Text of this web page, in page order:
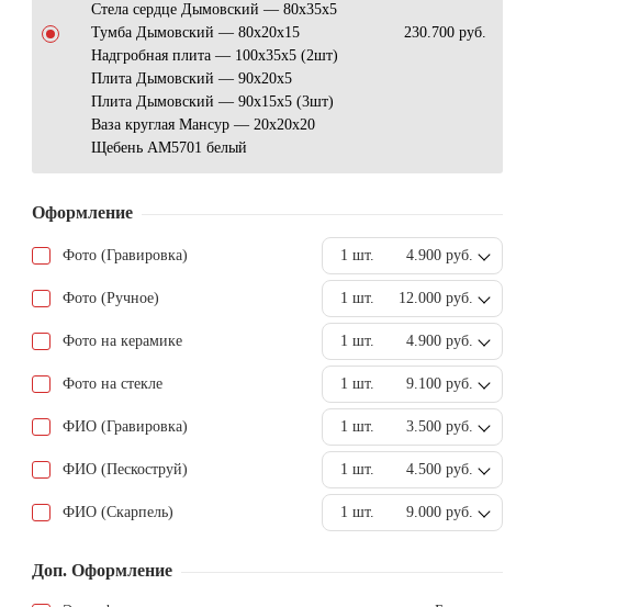
Стела сердце Дымовский — 80x35x5
Тумба Дымовский — 80x20x15
Надгробная плита — 100x35x5 (2шт)
Плита Дымовский — 90х20х5
Плита Дымовский — 90х15х5 (3шт)
Ваза круглая Мансур — 20x20x20
Щебень AM5701 белый
230.700 руб.
Оформление
Фото (Гравировка) 1 шт. 4.900 руб.
Фото (Ручное) 1 шт. 12.000 руб.
Фото на керамике 1 шт. 4.900 руб.
Фото на стекле 1 шт. 9.100 руб.
ФИО (Гравировка) 1 шт. 3.500 руб.
ФИО (Пескоструй) 1 шт. 4.500 руб.
ФИО (Скарпель) 1 шт. 9.000 руб.
Доп. Оформление